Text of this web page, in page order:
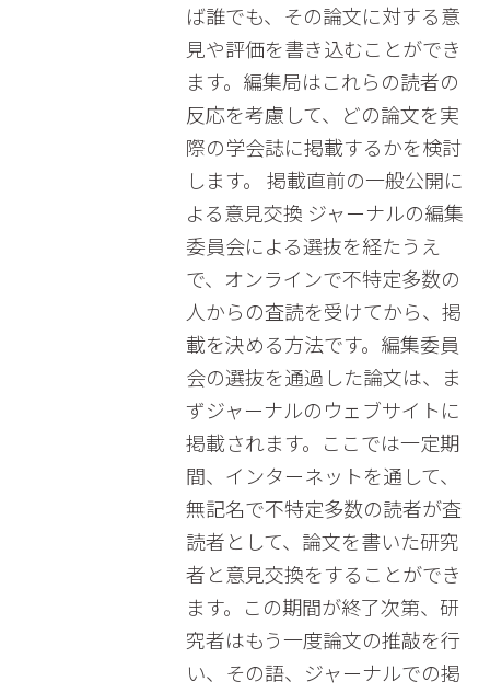
ば誰でも、その論文に対する意
見や評価を書き込むことができ
ます。編集局はこれらの読者の
反応を考慮して、どの論文を実
際の学会誌に掲載するかを検討
します。 掲載直前の一般公開に
よる意見交換 ジャーナルの編集
委員会による選抜を経たうえ
で、オンラインで不特定多数の
人からの査読を受けてから、掲
載を決める方法です。編集委員
会の選抜を通過した論文は、ま
ずジャーナルのウェブサイトに
掲載されます。ここでは一定期
間、インターネットを通して、
無記名で不特定多数の読者が査
読者として、論文を書いた研究
者と意見交換をすることができ
ます。この期間が終了次第、研
究者はもう一度論文の推敲を行
い、その語、ジャーナルでの掲